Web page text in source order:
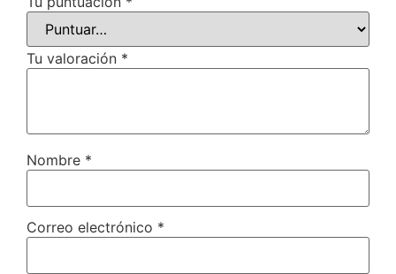
Tu valoración *
Nombre *
Correo electrónico *